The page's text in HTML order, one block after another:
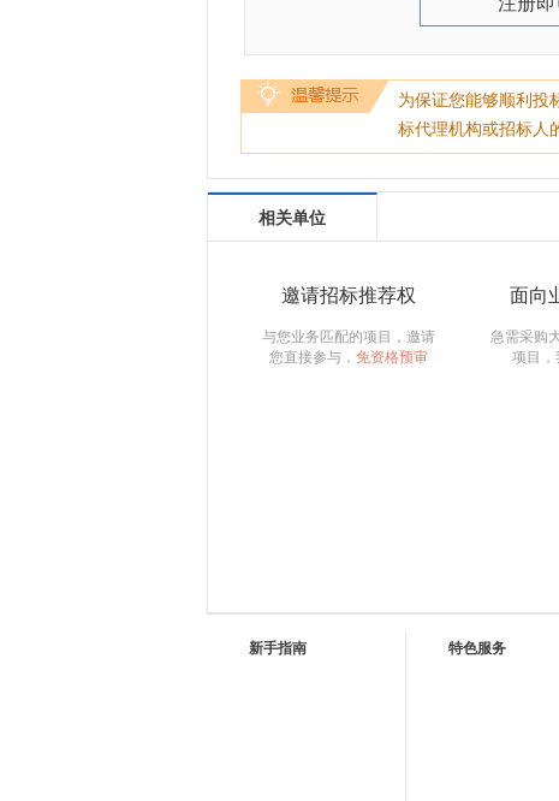
为保证您能够顺利投
标代理机构或招标人
相关单位
邀请招标推荐权
与您业务匹配的项目，邀请
您直接参与， 免资格预审
面向
急需采购
项目，
新手指南 特色服务